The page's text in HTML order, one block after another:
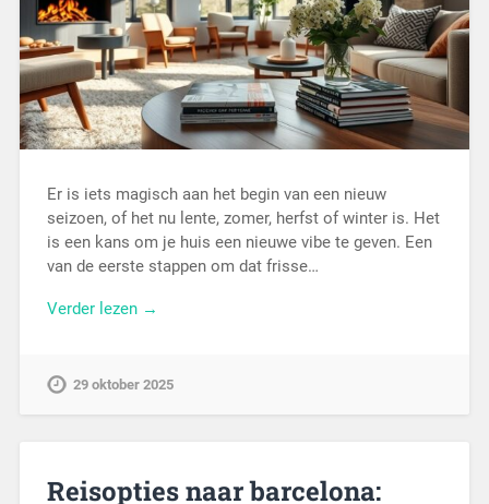
Er is iets magisch aan het begin van een nieuw
seizoen, of het nu lente, zomer, herfst of winter is. Het
is een kans om je huis een nieuwe vibe te geven. Een
van de eerste stappen om dat frisse…
Verder lezen →
29 oktober 2025
Reisopties naar barcelona: